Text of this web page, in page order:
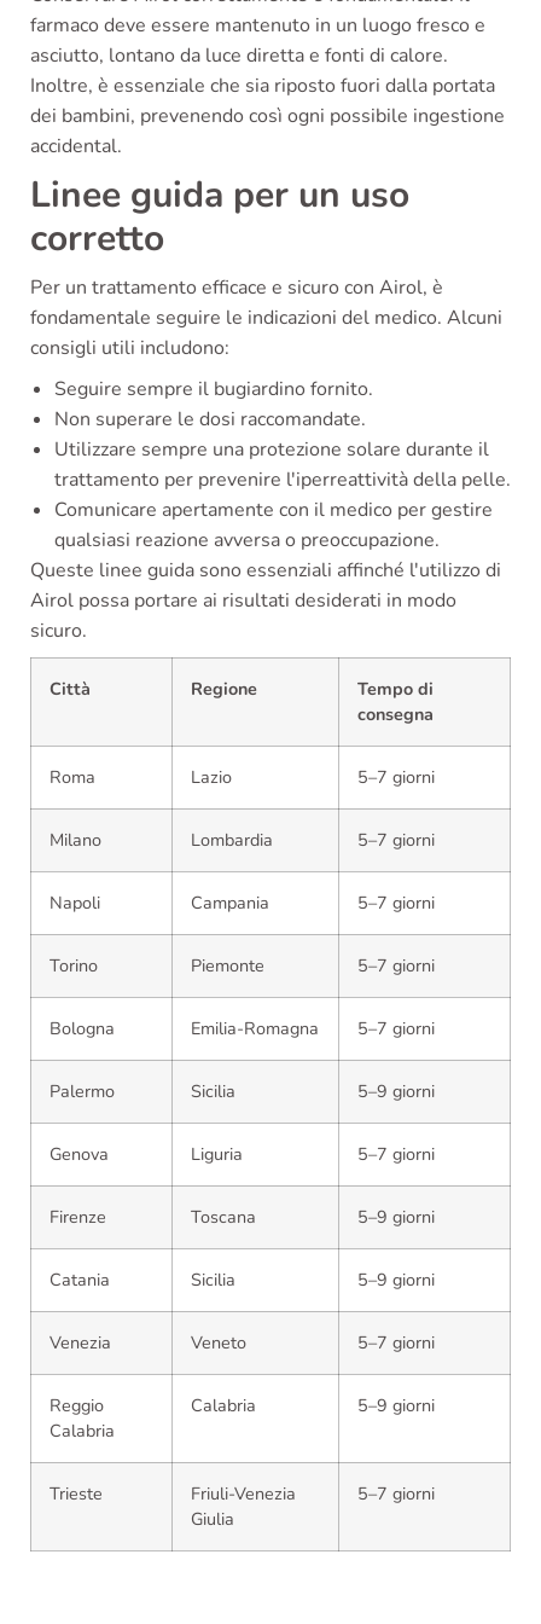
farmaco deve essere mantenuto in un luogo fresco e
asciutto, lontano da luce diretta e fonti di calore.
Inoltre, è essenziale che sia riposto fuori dalla portata
dei bambini, prevenendo così ogni possibile ingestione
accidental.
Linee guida per un uso
corretto
Per un trattamento efficace e sicuro con Airol, è
fondamentale seguire le indicazioni del medico. Alcuni
consigli utili includono:
Seguire sempre il bugiardino fornito.
Non superare le dosi raccomandate.
Utilizzare sempre una protezione solare durante il
trattamento per prevenire l'iperreattività della pelle.
Comunicare apertamente con il medico per gestire
qualsiasi reazione avversa o preoccupazione.
Queste linee guida sono essenziali affinché l'utilizzo di
Airol possa portare ai risultati desiderati in modo
sicuro.
Città Regione
Tempo di
consegna
Roma Lazio 5–7 giorni
Milano Lombardia 5–7 giorni
Napoli Campania 5–7 giorni
Torino Piemonte 5–7 giorni
Bologna Emilia-Romagna 5–7 giorni
Palermo Sicilia 5–9 giorni
Genova Liguria 5–7 giorni
Firenze Toscana 5–9 giorni
Catania Sicilia 5–9 giorni
Venezia Veneto 5–7 giorni
Reggio
Calabria
Calabria 5–9 giorni
Trieste
Friuli-Venezia
Giulia
5–7 giorni